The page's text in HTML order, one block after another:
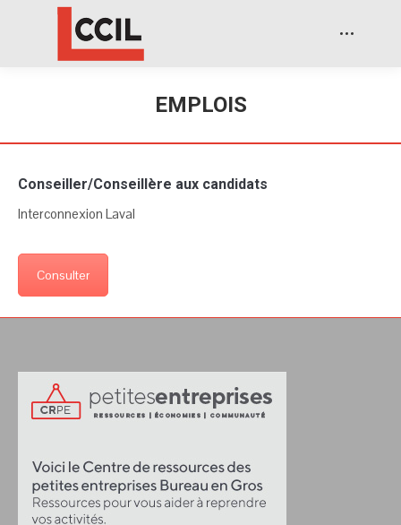
EMPLOIS
Conseiller/Conseillère aux candidats
Interconnexion Laval
Consulter